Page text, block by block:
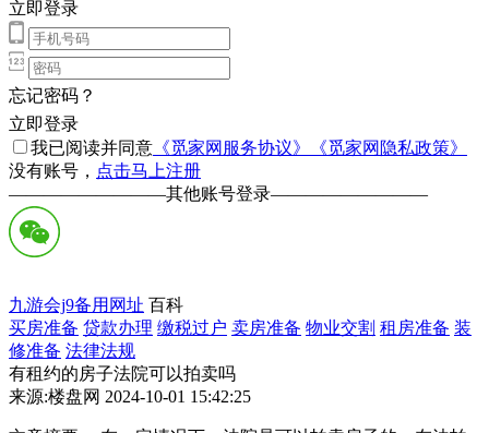
立即登录
忘记密码？
立即登录
我已阅读并同意 《觅家网服务协议》
《觅家网隐私政策》
没有账号， 点击马上注册
—————————其他账号登录—————————
九游会j9备用网址 百科
买房准备 贷款办理 缴税过户 卖房准备 物业交割 租房准备 装
修准备 法律法规
有租约的房子法院可以拍卖吗
来源:楼盘网 2024-10-01 15:42:25